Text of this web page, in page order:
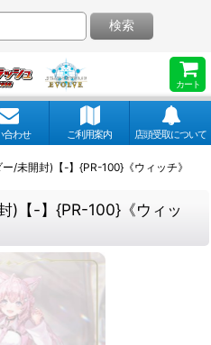
カート
検索
合わせ ご利用案内 店頭受取について
/未開封)【-】{PR-100}《ウィッチ》
)【-】{PR-100}《ウィッ